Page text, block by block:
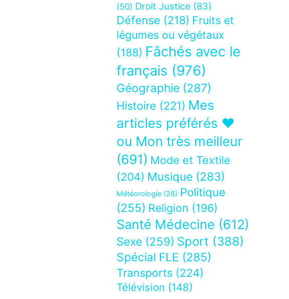
(50) Droit Justice (83)
Défense (218) Fruits et
légumes ou végétaux
(188) Fâchés avec le
français (976)
Géographie (287)
Histoire (221) Mes
articles préférés ❤
ou Mon très meilleur
(691) Mode et Textile
(204) Musique (283)
Météorologie (28) Politique
(255) Religion (196)
Santé Médecine (612)
Sexe (259) Sport (388)
Spécial FLE (285)
Transports (224)
Télévision (148)